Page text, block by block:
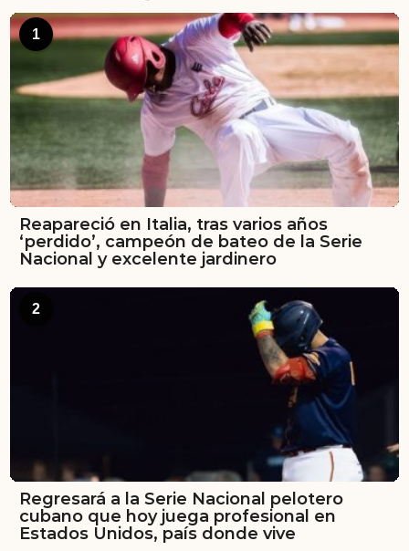
1
Reapareció en Italia, tras varios años
‘perdido’, campeón de bateo de la Serie
Nacional y excelente jardinero
2
Regresará a la Serie Nacional pelotero
cubano que hoy juega profesional en
Estados Unidos, país donde vive